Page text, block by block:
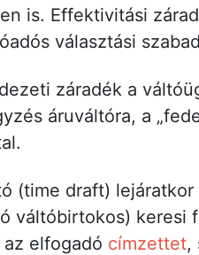
is. Effektivitási
választási
záradék a
áruváltóra, a
(time draft)
váltóbirtokos) keresi
az elfogadó címzettet,